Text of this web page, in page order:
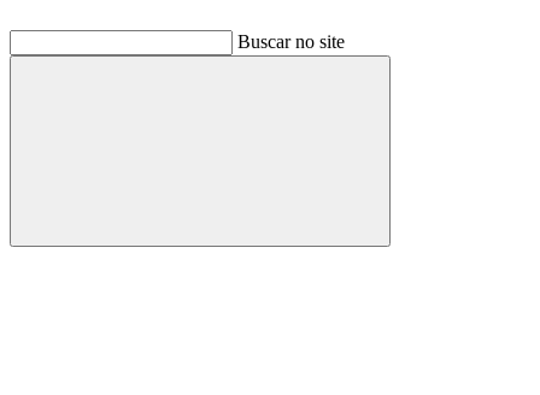
Buscar no site
Buscar